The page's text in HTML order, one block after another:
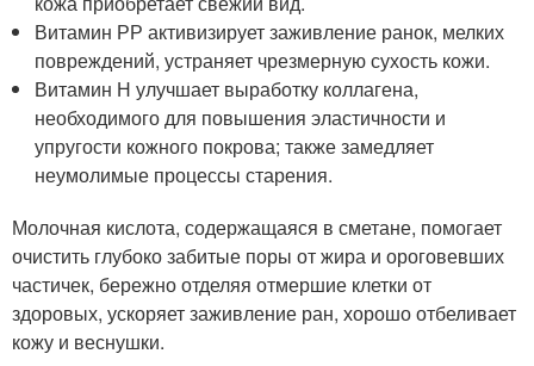
Витамин РР активизирует заживление ранок, мелких
повреждений, устраняет чрезмерную сухость кожи.
Витамин Н улучшает выработку коллагена,
необходимого для повышения эластичности и
упругости кожного покрова; также замедляет
неумолимые процессы старения.
Молочная кислота, содержащаяся в сметане, помогает
очистить глубоко забитые поры от жира и ороговевших
частичек, бережно отделяя отмершие клетки от
здоровых, ускоряет заживление ран, хорошо отбеливает
кожу и веснушки.